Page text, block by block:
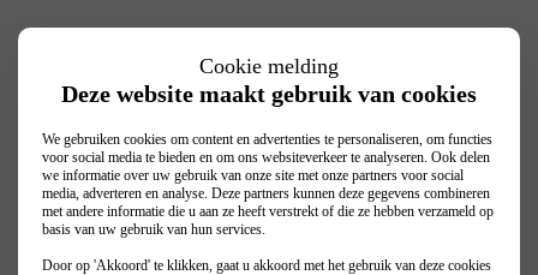
Cookie melding
Deze website maakt gebruik van cookies
We gebruiken cookies om content en advertenties te personaliseren, om functies
voor social media te bieden en om ons websiteverkeer te analyseren. Ook delen
we informatie over uw gebruik van onze site met onze partners voor social
media, adverteren en analyse. Deze partners kunnen deze gegevens combineren
met andere informatie die u aan ze heeft verstrekt of die ze hebben verzameld op
basis van uw gebruik van hun services.
Door op 'Akkoord' te klikken, gaat u akkoord met het gebruik van deze cookies